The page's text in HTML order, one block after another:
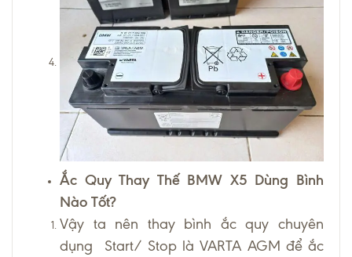
Ắc Quy Thay Thế BMW X5 Dùng Bình
Nào Tốt?
Vậy ta nên thay bình ắc quy chuyên
dụng Start/ Stop là VARTA AGM để ắc